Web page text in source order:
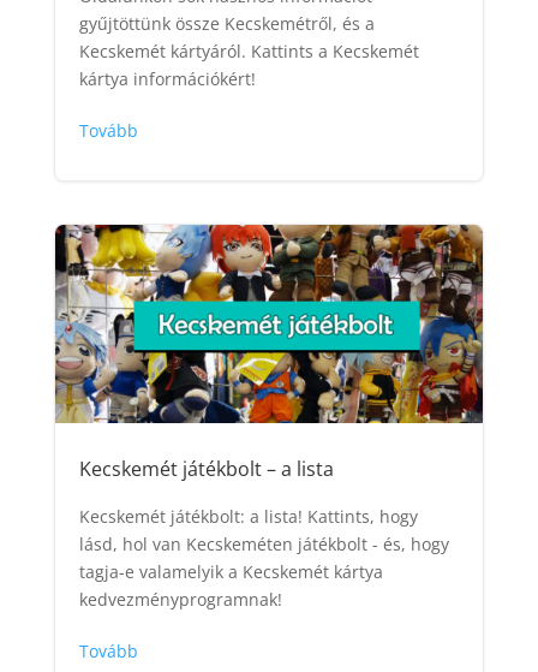
gyűjtöttünk össze Kecskemétről, és a
Kecskemét kártyáról. Kattints a Kecskemét
kártya információkért!
Tovább
Kecskemét játékbolt – a lista
Kecskemét játékbolt: a lista! Kattints, hogy
lásd, hol van Kecskeméten játékbolt - és, hogy
tagja-e valamelyik a Kecskemét kártya
kedvezményprogramnak!
Tovább